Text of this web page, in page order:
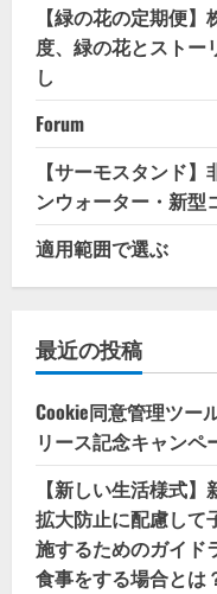
【緑の花の定期便
度、緑の花とストー
し
Forum
【サーモスタンド
ンウォーター・新型
適用範囲で選ぶ
最近の投稿
Cookie同意管理ツー
リース記念キャンペ
【新しい生活様式
拡大防止に配慮して
施するためのガイド
食事をする場合とは